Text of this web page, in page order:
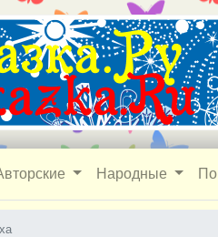
Народные